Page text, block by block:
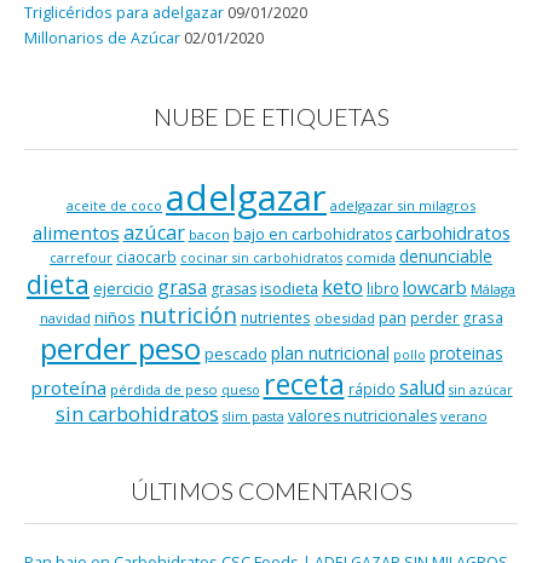
Triglicéridos para adelgazar 09/01/2020
Millonarios de Azúcar 02/01/2020
NUBE DE ETIQUETAS
aceite de coco adelgazar adelgazar sin milagros
alimentos azúcar bacon bajo en carbohidratos carbohidratos
carrefour ciaocarb cocinar sin carbohidratos comida denunciable
dieta ejercicio grasa grasasisodieta keto libro lowcarb Málaga
navidad niños nutrición nutrientes obesidad pan perder grasa
perder peso pescado plan nutricional pollo proteinas
proteína pérdida de peso queso receta rápido salud sin azúcar
sin carbohidratos slim pasta valores nutricionales verano
ÚLTIMOS COMENTARIOS